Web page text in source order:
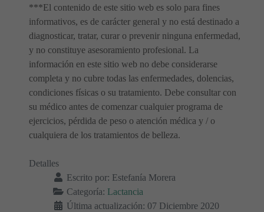
***El contenido de este sitio web es solo para fines
informativos, es de carácter general y no está destinado a
diagnosticar, tratar, curar o prevenir ninguna enfermedad,
y no constituye asesoramiento profesional. La
información en este sitio web no debe considerarse
completa y no cubre todas las enfermedades, dolencias,
condiciones físicas o su tratamiento. Debe consultar con
su médico antes de comenzar cualquier programa de
ejercicios, pérdida de peso o atención médica y / o
cualquiera de los tratamientos de belleza.
Detalles
Escrito por: Estefanía Morera
Categoría: Lactancia
Última actualización: 07 Diciembre 2020